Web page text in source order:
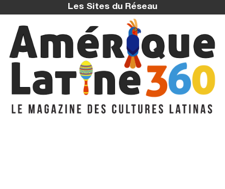
Les Sites du Réseau